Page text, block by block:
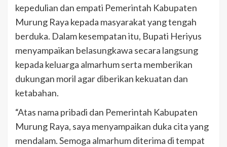
kepedulian dan empati Pemerintah Kabupaten
Murung Raya kepada masyarakat yang tengah
berduka. Dalam kesempatan itu, Bupati Heriyus
menyampaikan belasungkawa secara langsung
kepada keluarga almarhum serta memberikan
dukungan moril agar diberikan kekuatan dan
ketabahan.
“Atas nama pribadi dan Pemerintah Kabupaten
Murung Raya, saya menyampaikan duka cita yang
mendalam. Semoga almarhum diterima di tempat